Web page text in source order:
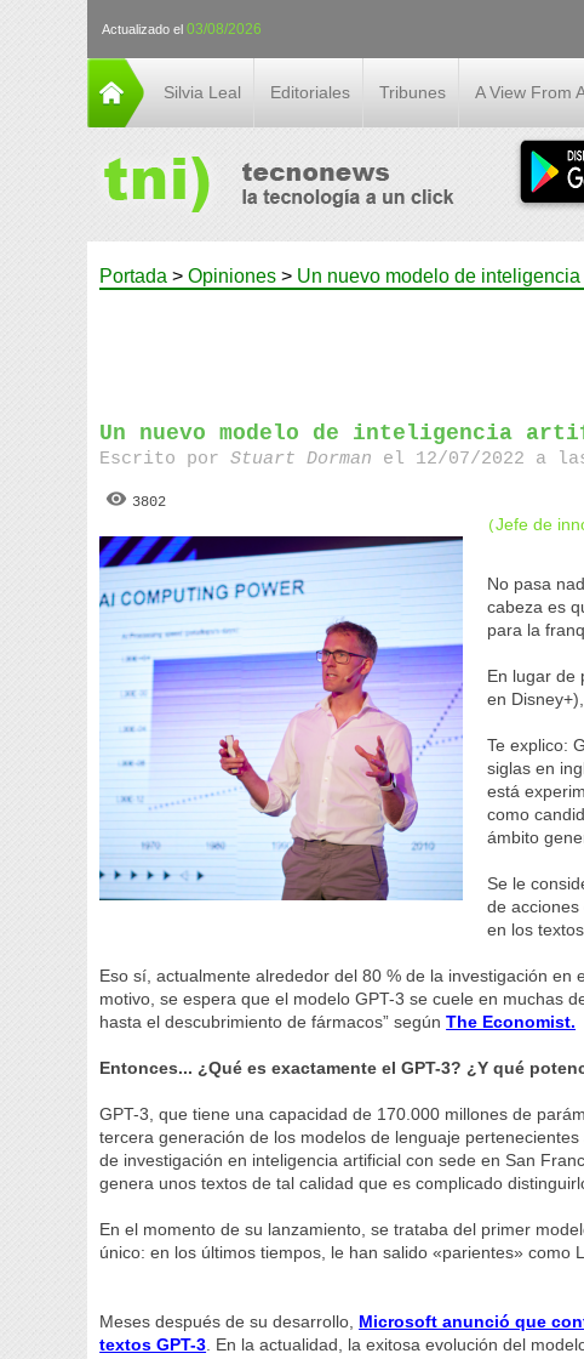
Actualizado el 03/08/2026
Silvia Leal Editoriales Tribunes A View From
Portada > Opiniones > Un nuevo modelo de inteligencia
Un nuevo modelo de inteligencia
Escrito porStuart Dorman el 12/07/2022 a
3802
(Jefe de
No pasa
cabeza es
para la
En lugar de
en
Te explico:
siglas en
está
como
ámbito
Se le
de acciones
en los
Eso sí, actualmente alrededor del 80 % de la investigación en
motivo, se espera que el modelo GPT-3 se cuele en muchas
hasta el descubrimiento de fármacos” segúnThe Economist.
Entonces... ¿Qué es exactamente el GPT-3? ¿Y qué
GPT-3, que tiene una capacidad de 170.000 millones de
tercera generación de los modelos de lenguaje
de investigación en inteligencia artificial con sede en San
genera unos textos de tal calidad que es complicado
En el momento de su lanzamiento, se trataba del primer
único: en los últimos tiempos, le han salido «parientes» como
Meses después de su desarrollo, Microsoft anunció que
textos GPT-3 . En la actualidad, la exitosa evolución del